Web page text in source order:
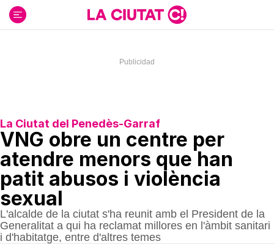
contenido
La Ciutat del Penedès-Garraf
VNG obre un centre per
atendre menors que han
patit abusos i violència
sexual
L'alcalde de la ciutat s'ha reunit amb el President de la
Generalitat a qui ha reclamat millores en l'àmbit sanitari
i d'habitatge, entre d'altres temes